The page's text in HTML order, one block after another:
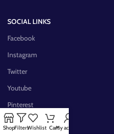
SOCIAL LINKS
Facebook
Instagram
Twitter
Youtube
Pinterest
FB Group
ShopFiltersWishlist CartMy account